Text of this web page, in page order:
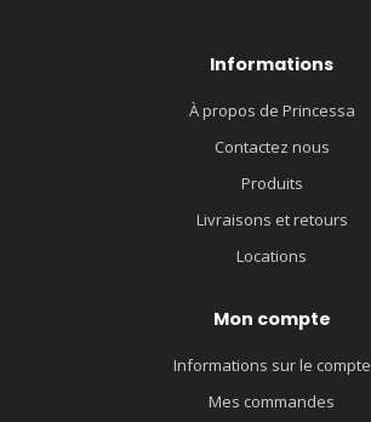
Informations
À propos de Princessa
Contactez nous
Produits
Livraisons et retours
Locations
Mon compte
Informations sur le compte
Mes commandes